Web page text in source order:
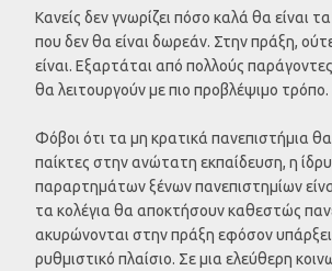
Κανείς δεν γνωρίζει πόσο καλά θα είναι
που δεν θα είναι δωρεάν. Στην πράξη,
είναι. Εξαρτάται από πολλούς
θα λειτουργούν με πιο προβλέψιμο τρόπο.
Φόβοι ότι τα μη κρατικά πανεπιστήμια θα
παίκτες στην ανώτατη εκπαίδευση, η
παραρτημάτων ξένων πανεπιστημίων
τα κολέγια θα αποκτήσουν καθεστώς
ακυρώνονται στην πράξη εφόσον
ρυθμιστικό πλαίσιο. Σε μια ελεύθερη